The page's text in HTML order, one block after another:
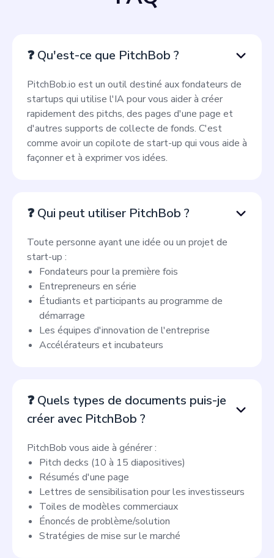
❓ Qu'est-ce que PitchBob ?
PitchBob.io est un outil destiné aux fondateurs de
startups qui utilise l'IA pour vous aider à créer
rapidement des pitchs, des pages d'une page et
d'autres supports de collecte de fonds. C'est
comme avoir un copilote de start-up qui vous aide à
façonner et à exprimer vos idées.
❓ Qui peut utiliser PitchBob ?
Toute personne ayant une idée ou un projet de
start-up :
Fondateurs pour la première fois
Entrepreneurs en série
Étudiants et participants au programme de
démarrage
Les équipes d'innovation de l'entreprise
Accélérateurs et incubateurs
❓ Quels types de documents puis-je
créer avec PitchBob ?
PitchBob vous aide à générer :
Pitch decks (10 à 15 diapositives)
Résumés d'une page
Lettres de sensibilisation pour les investisseurs
Toiles de modèles commerciaux
Énoncés de problème/solution
Stratégies de mise sur le marché